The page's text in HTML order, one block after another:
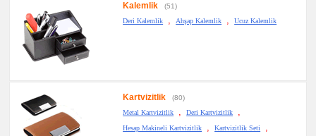
Kalemlik
(51)
Deri Kalemlik
, Ahşap Kalemlik , Ucuz Kalemlik
Kartvizitlik
(80)
Metal Kartvizitlik
, Deri Kartvizitlik ,
Hesap Makineli Kartvizitlik , Kartvizitlik Seti ,